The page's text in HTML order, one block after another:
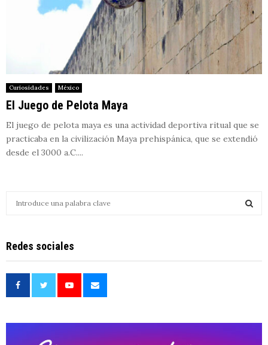
Curiosidades México
El Juego de Pelota Maya
El juego de pelota maya es una actividad deportiva ritual que se
practicaba en la civilización Maya prehispánica, que se extendió
desde el 3000 a.C....
c
h
f
r
C
Redes sociales